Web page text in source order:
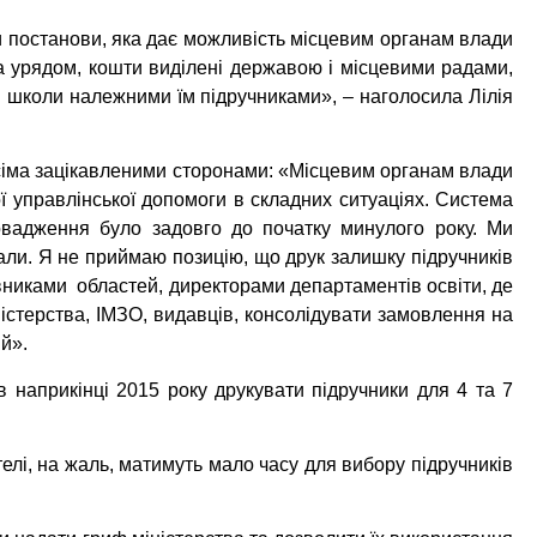
яка дає можливість місцевим органам влади
урядом, кошти виділені державою і місцевими радами,
належними їм підручниками», – наголосила Лілія
зацікавленими сторонами: «Місцевим органам влади
управлінської допомоги в складних ситуаціях. Система
було задовго до початку минулого року. Ми
Я не приймаю позицію, що друк залишку підручників
областей, директорами департаментів освіти, де
ІМЗО, видавців, консолідувати замовлення на
2015 року друкувати підручники для 4 та 7
на жаль, матимуть мало часу для вибору підручників